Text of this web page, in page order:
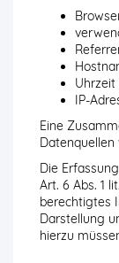
IP-
Eine
Die
Art. 6 Abs. 1
berechtigtes
Darstellung
hierzu